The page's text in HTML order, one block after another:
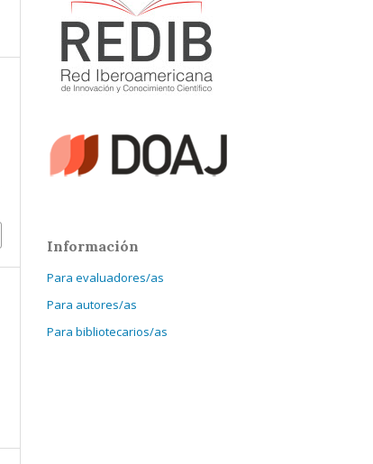
Información
Para evaluadores/as
Para autores/as
Para bibliotecarios/as